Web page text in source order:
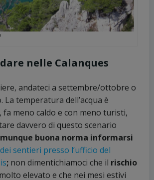
nelle Calanques
andateci a settembre/ottobre o
temperatura dell’acqua è
fa meno caldo e con meno turisti,
davvero di questo scenario
buona norma informarsi
sentieri presso l’ufficio del
; non dimentichiamoci che il rischio
elevato e che nei mesi estivi